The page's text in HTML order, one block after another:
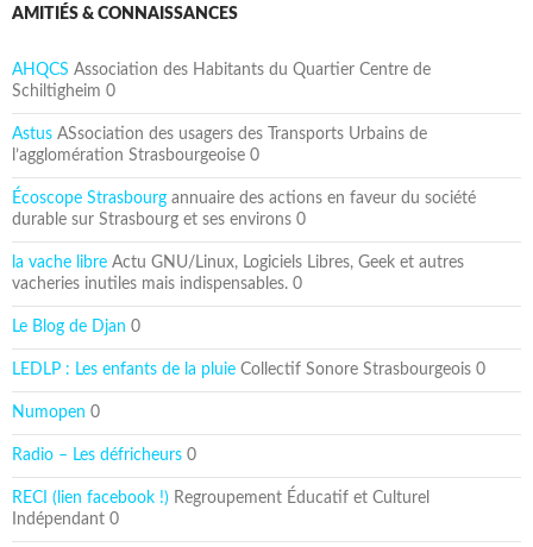
AMITIÉS & CONNAISSANCES
AHQCS Association des Habitants du Quartier Centre de
Schiltigheim 0
Astus ASsociation des usagers des Transports Urbains de
l’agglomération Strasbourgeoise 0
Écoscope Strasbourg annuaire des actions en faveur du société
durable sur Strasbourg et ses environs 0
la vache libre Actu GNU/Linux, Logiciels Libres, Geek et autres
vacheries inutiles mais indispensables. 0
Le Blog de Djan 0
LEDLP : Les enfants de la pluie Collectif Sonore Strasbourgeois 0
Numopen 0
Radio – Les défricheurs 0
RECI (lien facebook !) Regroupement Éducatif et Culturel
Indépendant 0